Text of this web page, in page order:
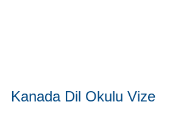
Kanada Dil Okulu Vize